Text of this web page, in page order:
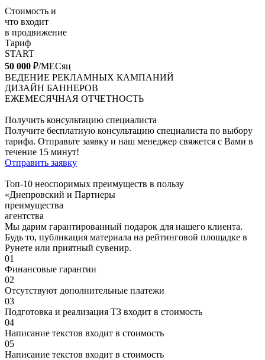
Стоимость и
что входит
в продвижение
Тариф
START
50 000 ₽/МЕСяц
ВЕДЕНИЕ РЕКЛАМНЫХ КАМПАНИЙ
ДИЗАЙН БАННЕРОВ
ЕЖЕМЕСЯЧНАЯ ОТЧЕТНОСТЬ
Получить консультацию специалиста
Получите бесплатную консультацию специалиста по выбору
тарифа. Отправьте заявку и наш менеджер свяжется с Вами в
течение 15 минут!
Отправить заявку
Топ-10 неоспоримых преимуществ в пользу
«Днепровский и Партнеры
преимущества
агентства
Мы дарим гарантированный подарок для нашего клиента.
Будь то, публикация материала на рейтинговой площадке в
Рунете или приятный сувенир.
01
Финансовые гарантии
02
Отсутствуют дополнительные платежи
03
Подготовка и реализация ТЗ входит в стоимость
04
Написание текстов входит в стоимость
05
Написание текстов входит в стоимость